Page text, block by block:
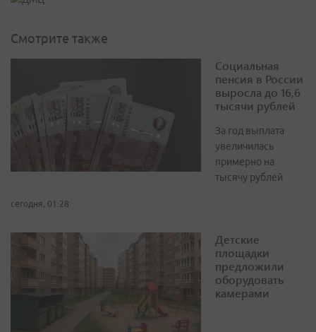
Смотрите также
Социальная
пенсия в России
выросла до 16,6
тысячи рублей
За год выплата
увеличилась
примерно на
тысячу рублей
сегодня, 01:28
Детские
площадки
предложили
оборудовать
камерами